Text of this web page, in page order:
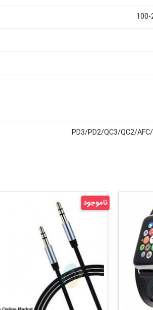
PD3/PD2/QC3/QC2/
ناموجود